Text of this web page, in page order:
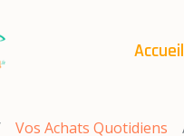
Accueil
Vos Achats Quotidiens